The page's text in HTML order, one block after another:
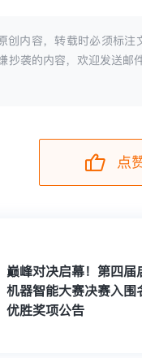
创内容，转载时必须标
抄袭的内容，欢迎发送邮
点
巅峰对决启幕！第四届
机器智能大赛决赛入围
优胜奖项公告